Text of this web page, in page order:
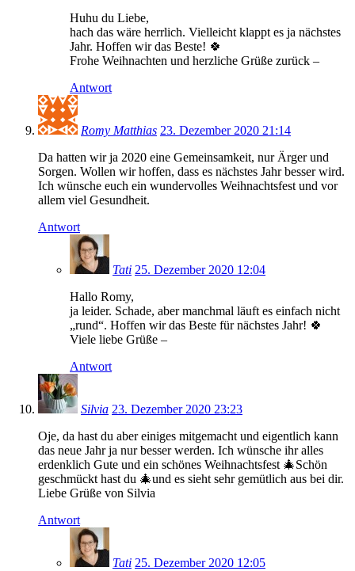
Huhu du Liebe,
hach das wäre herrlich. Vielleicht klappt es ja nächstes
Jahr. Hoffen wir das Beste! 🍀
Frohe Weihnachten und herzliche Grüße zurück –
Antwort
Romy Matthias 23. Dezember 2020 21:14
Da hatten wir ja 2020 eine Gemeinsamkeit, nur Ärger und
Sorgen. Wollen wir hoffen, dass es nächstes Jahr besser wird.
Ich wünsche euch ein wundervolles Weihnachtsfest und vor
allem viel Gesundheit.
Antwort
Tati 25. Dezember 2020 12:04
Hallo Romy,
ja leider. Schade, aber manchmal läuft es einfach nicht
„rund“. Hoffen wir das Beste für nächstes Jahr! 🍀
Viele liebe Grüße –
Antwort
Silvia 23. Dezember 2020 23:23
Oje, da hast du aber einiges mitgemacht und eigentlich kann
das neue Jahr ja nur besser werden. Ich wünsche ihr alles
erdenklich Gute und ein schönes Weihnachtsfest 🎄Schön
geschmückt hast du 🎄und es sieht sehr gemütlich aus bei dir.
Liebe Grüße von Silvia
Antwort
Tati 25. Dezember 2020 12:05